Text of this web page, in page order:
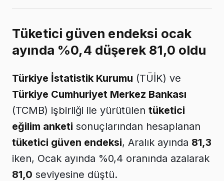
Tüketici güven endeksi ocak
ayında %0,4 düşerek 81,0 oldu
Türkiye İstatistik Kurumu (TÜİK) ve
Türkiye Cumhuriyet Merkez Bankası
(TCMB) işbirliği ile yürütülen tüketici
eğilim anketi sonuçlarından hesaplanan
tüketici güven endeksi, Aralık ayında 81,3
iken, Ocak ayında %0,4 oranında azalarak
81,0 seviyesine düştü.